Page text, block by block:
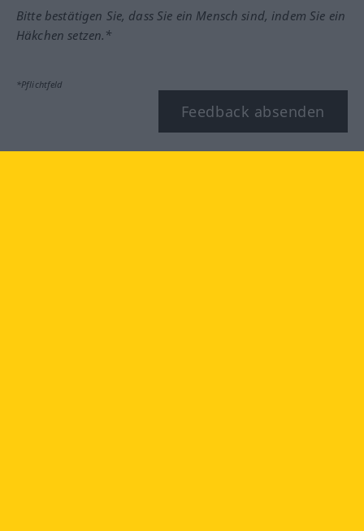
Bitte bestätigen Sie, dass Sie ein Mensch sind, indem Sie ein
Häkchen setzen.*
*Pflichtfeld
Feedback absenden